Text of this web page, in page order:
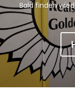
Bald finden